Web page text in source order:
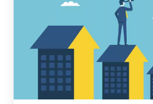
Wohnimmobilien
zurück